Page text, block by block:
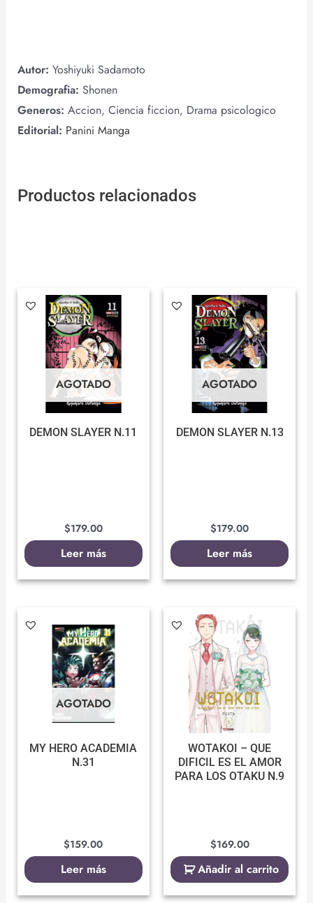
Autor: Yoshiyuki Sadamoto
Demografia: Shonen
Generos: Accion, Ciencia ficcion, Drama psicologico
Editorial: Panini Manga
Productos relacionados
AGOTADO
DEMON SLAYER N.11
$179.00
Leer más
AGOTADO
DEMON SLAYER N.13
$179.00
Leer más
AGOTADO
MY HERO ACADEMIA
N.31
$159.00
Leer más
WOTAKOI – QUE
DIFICIL ES EL AMOR
PARA LOS OTAKU N.9
$169.00
Añadir al carrito